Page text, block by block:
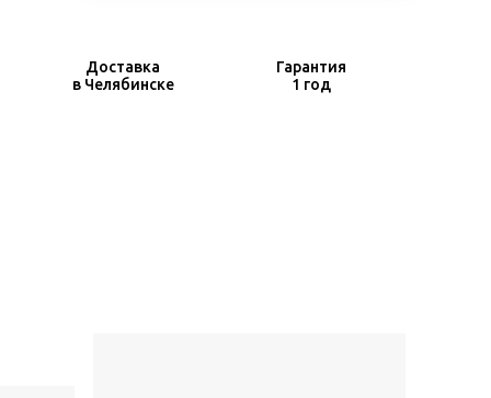
Доставка
в Челябинске
Гарантия
1 год